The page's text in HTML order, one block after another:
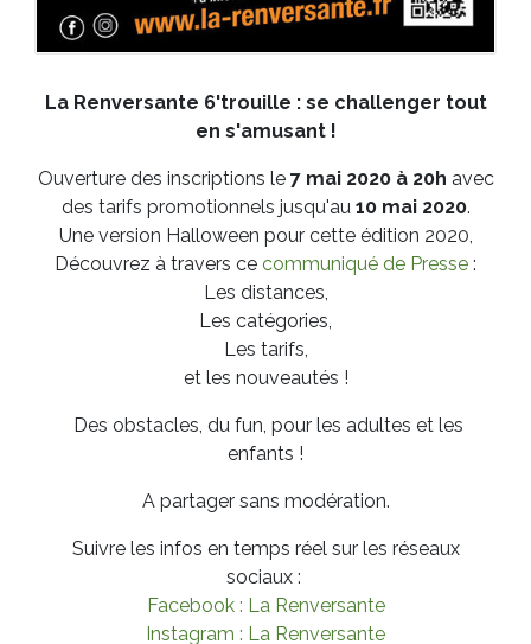
La Renversante 6'trouille : se challenger tout
en s'amusant !
Ouverture des inscriptions le 7 mai 2020 à 20h avec
des tarifs promotionnels jusqu'au 10 mai 2020.
Une version Halloween pour cette édition 2020,
Découvrez à travers ce communiqué de Presse :
Les distances,
Les catégories,
Les tarifs,
et les nouveautés !
Des obstacles, du fun, pour les adultes et les
enfants !
A partager sans modération.
Suivre les infos en temps réel sur les réseaux
sociaux :
Facebook : La Renversante
Instagram : La Renversante